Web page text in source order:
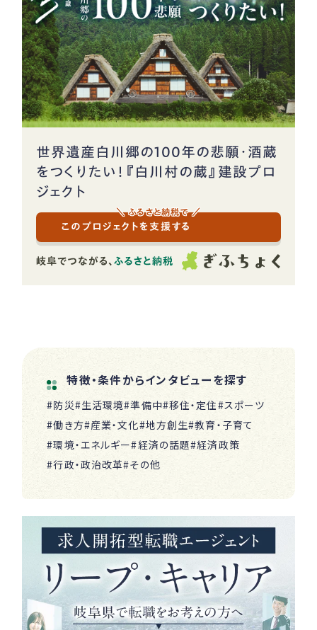
世界遺産白川郷の100年の悲願・酒蔵
をつくりたい！『白川村の蔵』建設プロ
ジェクト
このプロジェクトを支援する
＼ ふるさと納税で ／
特徴・条件からインタビューを探す
#防災#生活環境#準備中#移住・定住#スポーツ
#働き方#産業・文化#地方創生#教育・子育て
#環境・エネルギー#経済の話題#経済政策
#行政・政治改革#その他